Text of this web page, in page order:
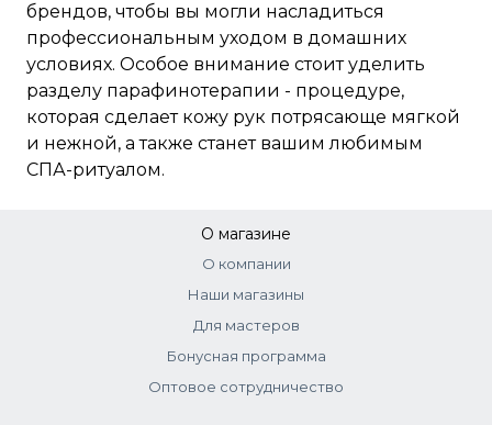
брендов, чтобы вы могли насладиться
профессиональным уходом в домашних
условиях. Особое внимание стоит уделить
разделу парафинотерапии - процедуре,
которая сделает кожу рук потрясающе мягкой
и нежной, а также станет вашим любимым
СПА-ритуалом.
О магазине
О компании
Наши магазины
Для мастеров
Бонусная программа
Оптовое сотрудничество